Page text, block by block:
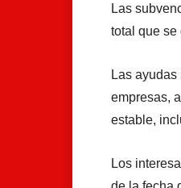
Las
total que se
Las
empresas,
estable,
Los